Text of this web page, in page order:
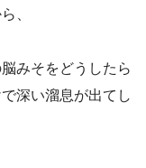
、
みそをどうしたら
深い溜息が出てし